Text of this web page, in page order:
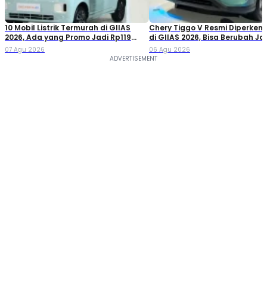
10 Mobil Listrik Termurah di GIIAS
2026, Ada yang Promo Jadi Rp119
Jutaan!
07 Agu 2026
Chery Tiggo V Resmi
di GIIAS 2026, Bisa Berubah
Double Cabin
06 Agu 2026